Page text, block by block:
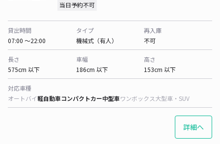
当日予約不可
貸出時間
07:00 〜22:00
タイプ
機械式（有人）
再入庫
不可
長さ
575cm 以下
車幅
186cm 以下
高さ
153cm 以下
対応車種
オートバイ軽自動車コンパクトカー中型車ワンボックス大型車・SUV
詳細へ